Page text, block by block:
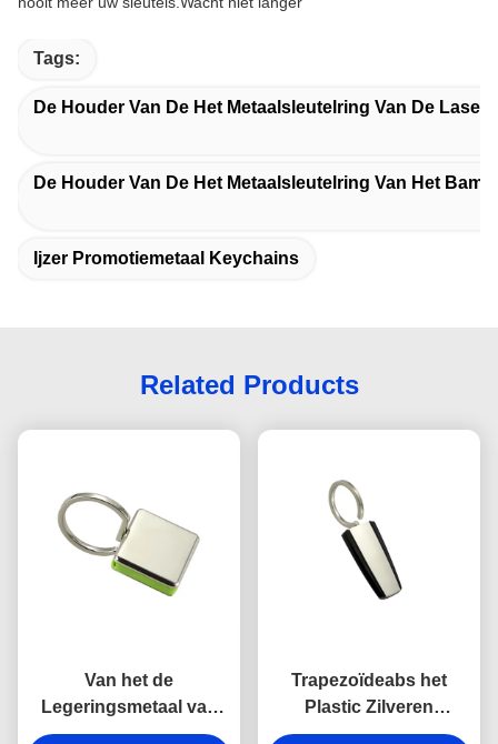
Tags:
De Houder Van De Het Metaalsleutelring Van De
De Houder Van De Het Metaalsleutelring Van Het
Ijzer Promotiemetaal Keychains
Related Products
Van het de
Legeringsmetaal van
het haakzink van de de
Trapezoïdeabs het
Plastic Zilveren
Galvaniseren van